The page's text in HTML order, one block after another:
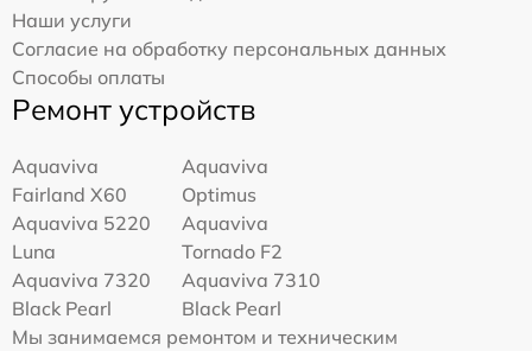
Наши услуги
Согласие на обработку персональных данных
Способы оплаты
Ремонт устройств
Aquaviva
Fairland X60
Aquaviva
Optimus
Aquaviva 5220
Luna
Aquaviva
Tornado F2
Aquaviva 7320
Black Pearl
Aquaviva 7310
Black Pearl
Мы занимаемся ремонтом и техническим